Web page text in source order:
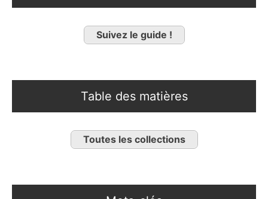
Suivez le guide !
Table des matières
Toutes les collections